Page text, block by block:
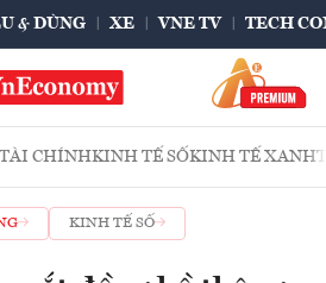
& DÙNG XE VNE TV TECH
TÀI CHÍNHKINH TẾ SỐKINH TẾ XANH
KINH TẾ SỐ